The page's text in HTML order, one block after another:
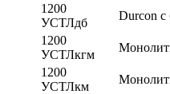
1200
УСТЛдб
Durcon с
1200
УСТЛкгм
1200
УСТЛкм